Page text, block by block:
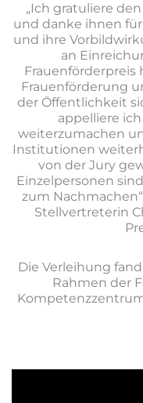
„Ich gratuliere
und danke ihnen
und ihre
an
Frauenförderpreis
Frauenförderung
der Öffentlichkeit
appelliere
weiterzumachen
Institutionen
von der Jury
Einzelpersonen
zum
Stellvertreterin
Die Verleihung
Rahmen der